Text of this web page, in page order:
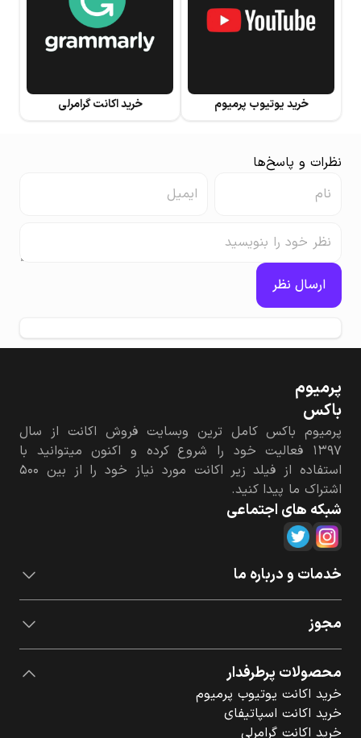
خرید یوتیوب پرمیوم خرید اکانت گرامرلی
نظرات و پاسخ‌ها
ارسال نظر
پرمیوم‌
باکس
پرمیوم باکس کامل ترین وبسایت فروش اکانت از سال
۱۳۹۷ فعالیت خود را شروع کرده و اکنون میتوانید با
استفاده از فیلد زیر اکانت مورد نیاز خود را از بین ۵۰۰
اشتراک ما پیدا کنید.
شبکه های اجتماعی
خدمات و درباره ما
مجوز
محصولات پرطرفدار
خرید اکانت یوتیوب پرمیوم
خرید اکانت اسپاتیفای
خرید اکانت گرامرلی